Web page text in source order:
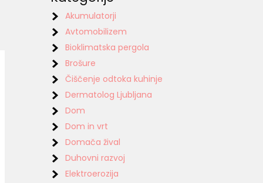
Akumulatorji
Avtomobilizem
Bioklimatska pergola
Brošure
Čiščenje odtoka kuhinje
Dermatolog Ljubljana
Dom
Dom in vrt
Domača žival
Duhovni razvoj
Elektroerozija